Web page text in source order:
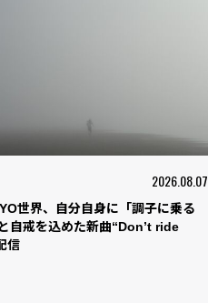
2026.08.07
世界、自分自身に「調子に乗る
自戒を込めた新曲“Don’t ride
信